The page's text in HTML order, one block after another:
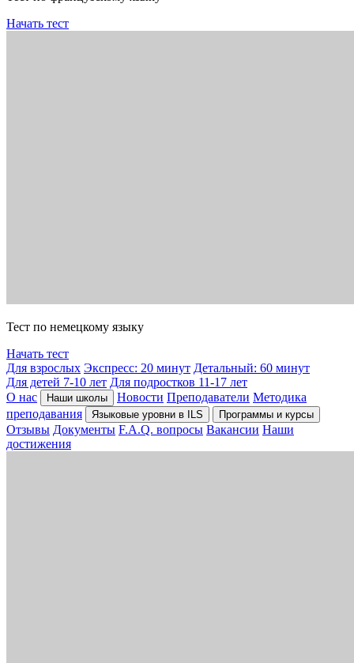
Начать тест
Тест по немецкому языку
Начать тест
Для взрослых Экспресс: 20 минут Детальный: 60 минут
Для детей 7-10 лет Для подростков 11-17 лет
О нас
Наши школы Новости Преподаватели Методика
преподавания
Языковые уровни в ILS Программы и курсы
Отзывы Документы F.A.Q. вопросы Вакансии Наши
достижения